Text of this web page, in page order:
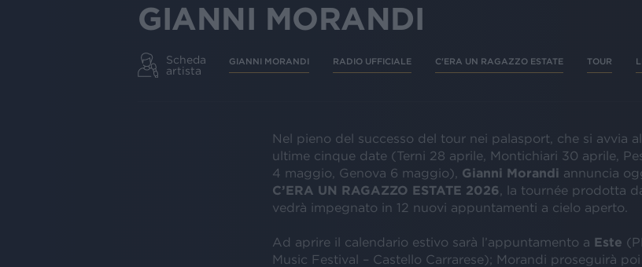
GIANNI MORANDI
Scheda
artista
GIANNI MORANDI RADIO UFFICIALE C'ERA UN RAGAZZO ESTATE TOUR
Nel pieno del successo del tour nei palasport, che si avvia
ultime cinque date (Terni 28 aprile, Montichiari 30 aprile,
4 maggio, Genova 6 maggio), Gianni Morandi annuncia
C’ERA UN RAGAZZO ESTATE 2026 , la tournée prodotta
vedrà impegnato in 12 nuovi appuntamenti a cielo aperto.
Ad aprire il calendario estivo sarà l’appuntamento a Este
Music Festival – Castello Carrarese); Morandi proseguirà